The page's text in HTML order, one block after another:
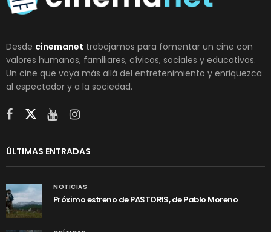
Desde cinemanet trabajamos para fomentar un cine con
valores humanos, familiares, cívicos, sociales y educativos.
Un cine que vaya más allá del entretenimiento y enriquezca
al espectador y a la sociedad.
ÚLTIMAS ENTRADAS
NOTICIAS
Próximo estreno de PASTORIS, de Pablo Moreno